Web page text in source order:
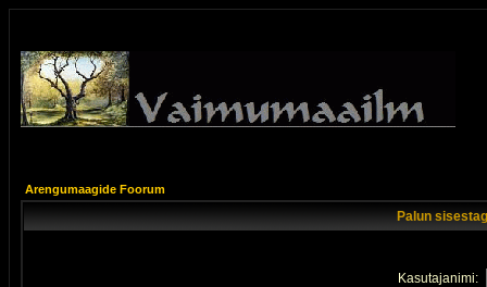
Arengumaagide Foorum
Palun
Kasutajanimi: